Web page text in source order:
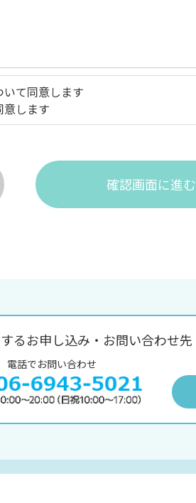
いて同意します
意します
確認画面に進む
るお申し込み・お問い合わせ先
電話でお問い合わせ